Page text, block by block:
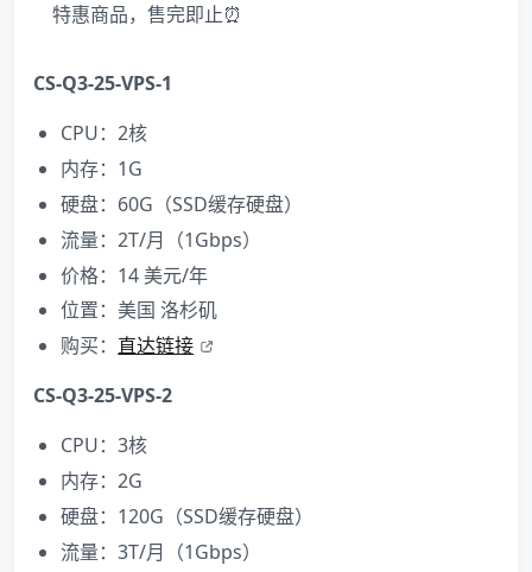
特惠商品，售完即止⏰
CS-Q3-25-VPS-1
CPU：2核
内存：1G
硬盘：60G（SSD缓存硬盘）
流量：2T/月（1Gbps）
价格：14 美元/年
位置：美国 洛杉矶
购买： 直达链接
CS-Q3-25-VPS-2
CPU：3核
内存：2G
硬盘：120G（SSD缓存硬盘）
流量：3T/月（1Gbps）